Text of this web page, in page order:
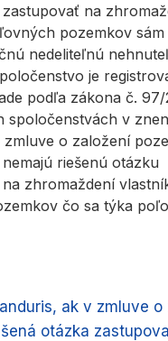
na
pozemkov sám
nedeliteľnú
je
podľa zákona č. 97/
spoločenstvách v
zmluve o založení
riešenú otázku
zhromaždení
čo sa týka
ak v zmluve o
otázka